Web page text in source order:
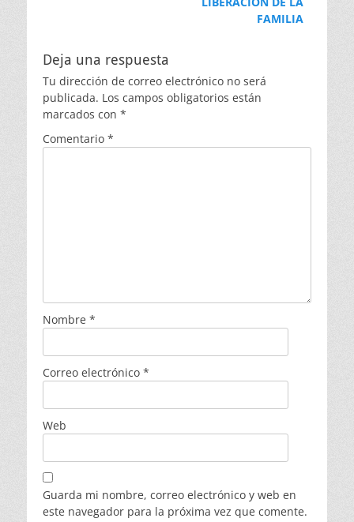
FAMILIA
Deja una respuesta
Tu dirección de correo electrónico no será
publicada. Los campos obligatorios están
marcados con *
Comentario *
Nombre *
Correo electrónico *
Web
Guarda mi nombre, correo electrónico y web en
este navegador para la próxima vez que comente.